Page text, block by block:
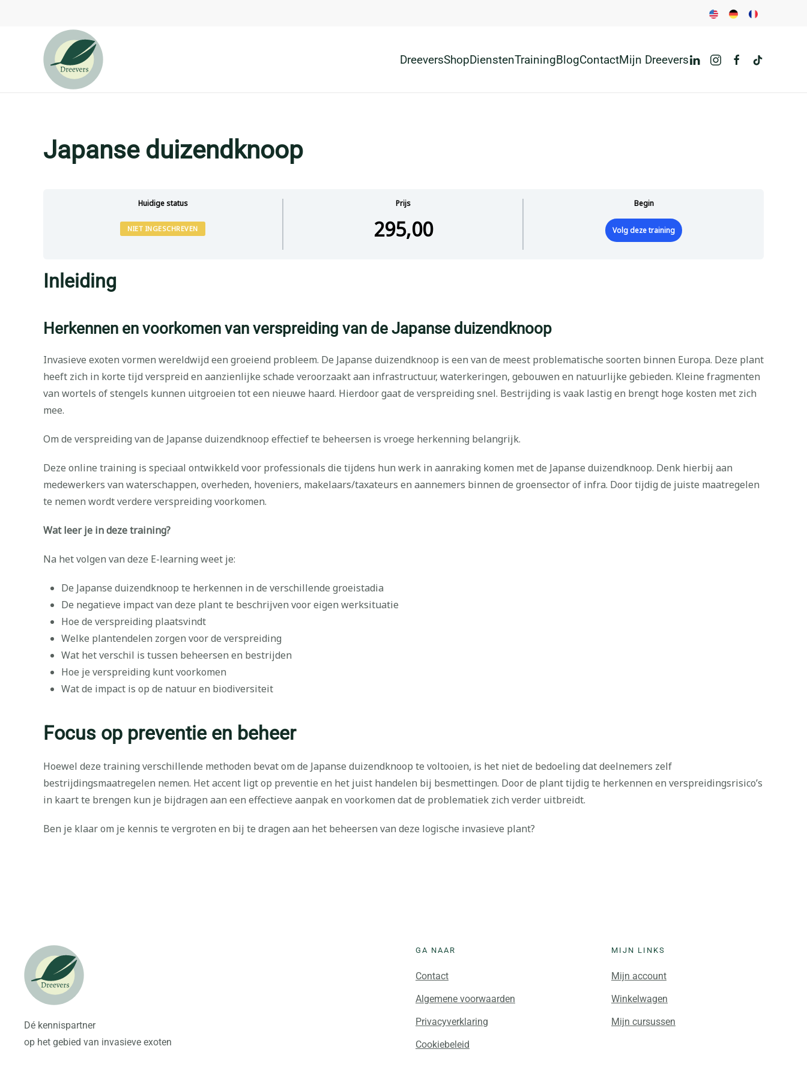
Overslaan en naar de inhoud gaan
DreeversShopDienstenTrainingBlogContactMijn Dreevers
Japanse duizendknoop
Huidige status
NIET INGESCHREVEN
Prijs
295,00
Begin
Volg deze training
Inleiding
Herkennen en voorkomen van verspreiding van de Japanse duizendknoop
Invasieve exoten vormen wereldwijd een groeiend probleem. De Japanse duizendknoop is een van de meest problematische soorten binnen Europa. Deze plant
heeft zich in korte tijd verspreid en aanzienlijke schade veroorzaakt aan infrastructuur, waterkeringen, gebouwen en natuurlijke gebieden. Kleine fragmenten
van wortels of stengels kunnen uitgroeien tot een nieuwe haard. Hierdoor gaat de verspreiding snel. Bestrijding is vaak lastig en brengt hoge kosten met zich
mee.
Om de verspreiding van de Japanse duizendknoop effectief te beheersen is vroege herkenning belangrijk.
Deze online training is speciaal ontwikkeld voor professionals die tijdens hun werk in aanraking komen met de Japanse duizendknoop. Denk hierbij aan
medewerkers van waterschappen, overheden, hoveniers, makelaars/taxateurs en aannemers binnen de groensector of infra. Door tijdig de juiste maatregelen
te nemen wordt verdere verspreiding voorkomen.
Wat leer je in deze training?
Na het volgen van deze E-learning weet je:
De Japanse duizendknoop te herkennen in de verschillende groeistadia
De negatieve impact van deze plant te beschrijven voor eigen werksituatie
Hoe de verspreiding plaatsvindt
Welke plantendelen zorgen voor de verspreiding
Wat het verschil is tussen beheersen en bestrijden
Hoe je verspreiding kunt voorkomen
Wat de impact is op de natuur en biodiversiteit
Focus op preventie en beheer
Hoewel deze training verschillende methoden bevat om de Japanse duizendknoop te voltooien, is het niet de bedoeling dat deelnemers zelf
bestrijdingsmaatregelen nemen. Het accent ligt op preventie en het juist handelen bij besmettingen. Door de plant tijdig te herkennen en verspreidingsrisico’s
in kaart te brengen kun je bijdragen aan een effectieve aanpak en voorkomen dat de problematiek zich verder uitbreidt.
Ben je klaar om je kennis te vergroten en bij te dragen aan het beheersen van deze logische invasieve plant?
Dé kennispartner
op het gebied van invasieve exoten
GA NAAR
Contact
Algemene voorwaarden
Privacyverklaring
Cookiebeleid
MIJN LINKS
Mijn account
Winkelwagen
Mijn cursussen